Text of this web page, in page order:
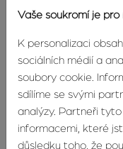
Vaše soukromí je pro
K personalizaci
sociálních médií a
soubory cookie.
sdílíme se svými
analýzy. Partneři
informacemi, které
důsledku toho, že